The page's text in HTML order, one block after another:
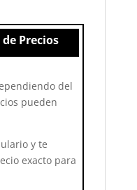
Precios
del
pueden
y te
exacto para